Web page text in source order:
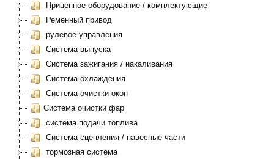
Прицепное оборудование / комплектующие
Ременный привод
рулевое управления
Система выпуска
Система зажигания / накаливания
Система охлаждения
Система очистки окон
Система очистки фар
система подачи топлива
Система сцепления / навесные части
тормозная система